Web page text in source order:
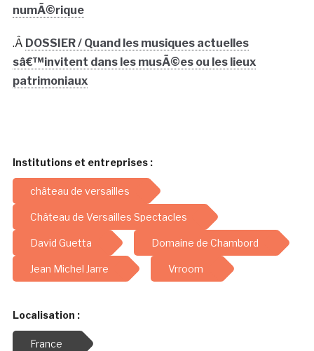
numÃ©rique
.Â DOSSIER / Quand les musiques actuelles
sâ€™invitent dans les musÃ©es ou les lieux
patrimoniaux
Institutions et entreprises :
château de versailles
Château de Versailles Spectacles
David Guetta Domaine de Chambord
Jean Michel Jarre Vrroom
Localisation :
France